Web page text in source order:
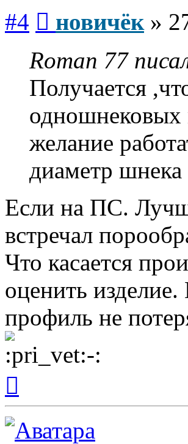
#4 новичёк»
Roman 77
Получается
одношнековых
желание
диаметр
Если на ПС.
встречал
Что касается
оценить
профиль не
началу